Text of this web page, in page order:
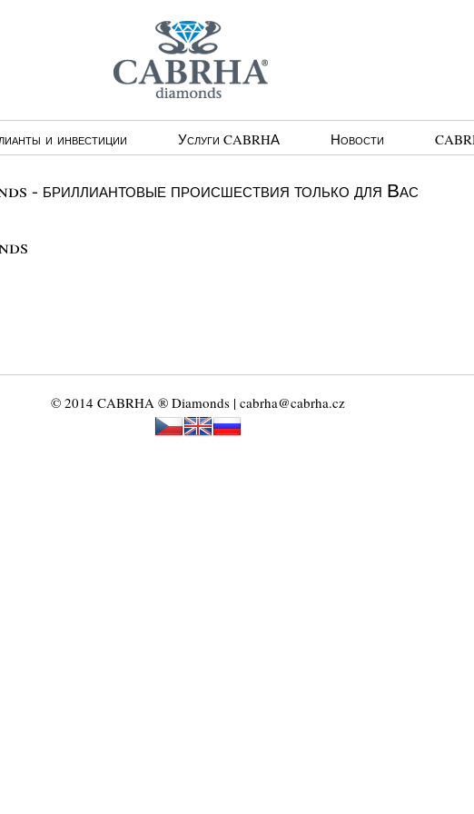
и инвестиции Услуги CABRHА Новости
- бриллиантовые происшествия только для Вас
© 2014 CABRHA ® Diamonds | cabrha@cabrha.cz